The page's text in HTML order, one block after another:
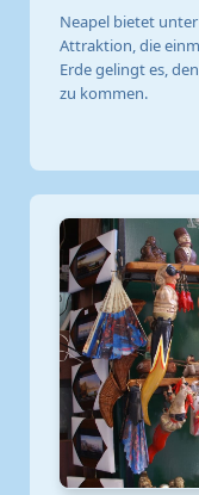
Neapel bietet
Attraktion, die
Erde gelingt es,
zu kommen.